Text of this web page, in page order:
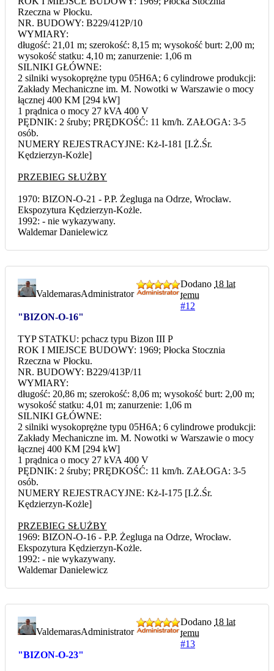
Rzeczna w Płocku.
NR. BUDOWY: B229/412P/10
WYMIARY:
długość: 21,01 m; szerokość: 8,15 m; wysokość burt: 2,00 m;
wysokość statku: 4,10 m; zanurzenie: 1,06 m
SILNIKI GŁÓWNE:
2 silniki wysokoprężne typu 05H6A; 6 cylindrowe produkcji:
Zakłady Mechaniczne im. M. Nowotki w Warszawie o mocy
łącznej 400 KM [294 kW]
1 prądnica o mocy 27 kVA 400 V
PĘDNIK: 2 śruby; PRĘDKOŚĆ: 11 km/h. ZAŁOGA: 3-5
osób.
NUMERY REJESTRACYJNE: Kż-I-181 [I.Ż.Śr.
Kędzierzyn-Kożle]
PRZEBIEG SŁUŻBY
1970: BIZON-O-21 - P.P. Żegluga na Odrze, Wrocław.
Ekspozytura Kędzierzyn-Kożle.
1992: - nie wykazywany.
Waldemar Danielewicz
ValdemarasAdministrator
Dodano 18 lat
temu
#12
"BIZON-O-16"
TYP STATKU: pchacz typu Bizon III P
ROK I MIEJSCE BUDOWY: 1969; Płocka Stocznia
Rzeczna w Płocku.
NR. BUDOWY: B229/413P/11
WYMIARY:
długość: 20,86 m; szerokość: 8,06 m; wysokość burt: 2,00 m;
wysokość statku: 4,01 m; zanurzenie: 1,06 m
SILNIKI GŁÓWNE:
2 silniki wysokoprężne typu 05H6A; 6 cylindrowe produkcji:
Zakłady Mechaniczne im. M. Nowotki w Warszawie o mocy
łącznej 400 KM [294 kW]
1 prądnica o mocy 27 kVA 400 V
PĘDNIK: 2 śruby; PRĘDKOŚĆ: 11 km/h. ZAŁOGA: 3-5
osób.
NUMERY REJESTRACYJNE: Kż-I-175 [I.Ż.Śr.
Kędzierzyn-Kożle]
PRZEBIEG SŁUŻBY
1969: BIZON-O-16 - P.P. Żegluga na Odrze, Wrocław.
Ekspozytura Kędzierzyn-Kożle.
1992: - nie wykazywany.
Waldemar Danielewicz
ValdemarasAdministrator
Dodano 18 lat
temu
#13
"BIZON-O-23"